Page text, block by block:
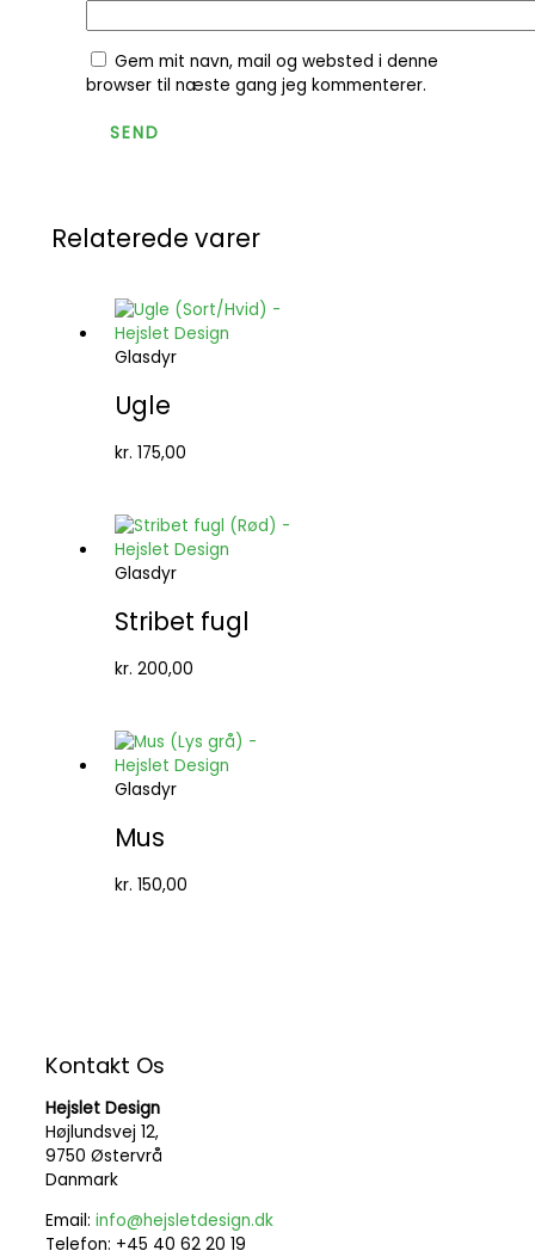
Gem mit navn, mail og websted i denne
browser til næste gang jeg kommenterer.
Relaterede varer
Glasdyr
Ugle
kr. 175,00
Glasdyr
Stribet fugl
kr. 200,00
Glasdyr
Mus
kr. 150,00
Kontakt Os
Hejslet Design
Højlundsvej 12,
9750 Østervrå
Danmark
Email: info@hejsletdesign.dk
Telefon: +45 40 62 20 19